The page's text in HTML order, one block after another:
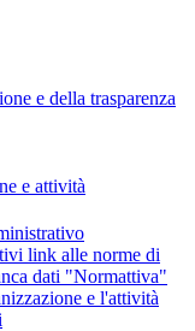
e della trasparenza
e attività
link alle norme di
dati "Normattiva"
e l'attività